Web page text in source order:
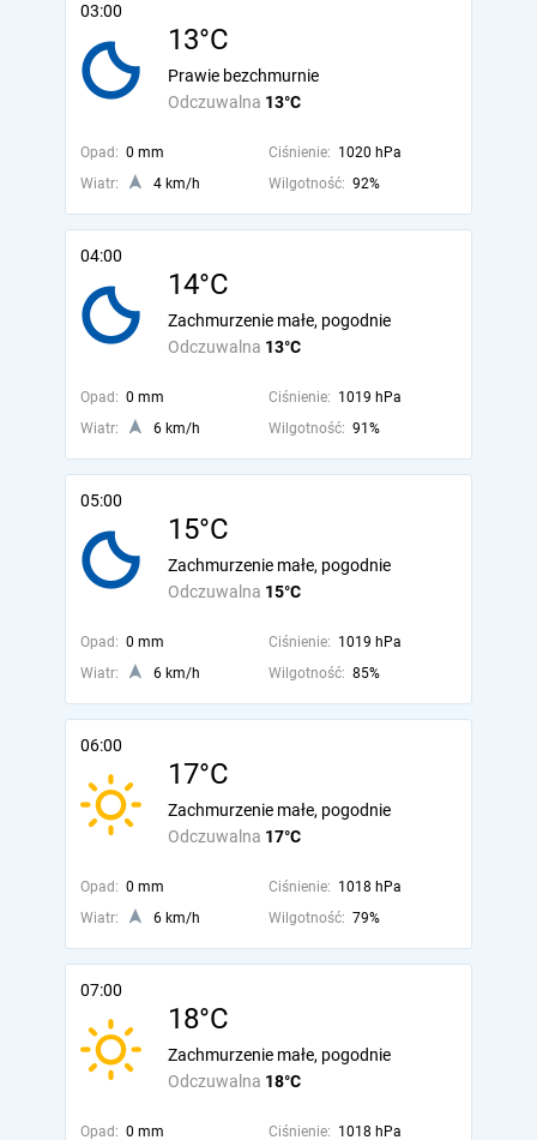
03:00
13°C
Odczuwalna 13°C
Prawie bezchmurnie
Opad: 0 mm Ciśnienie: 1020 hPa
Wiatr:
4 km/h Wilgotność: 92%
04:00
14°C
Odczuwalna 13°C
Zachmurzenie małe, pogodnie
Opad: 0 mm Ciśnienie: 1019 hPa
Wiatr:
6 km/h Wilgotność: 91%
05:00
15°C
Odczuwalna 15°C
Zachmurzenie małe, pogodnie
Opad: 0 mm Ciśnienie: 1019 hPa
Wiatr:
6 km/h Wilgotność: 85%
06:00
17°C
Odczuwalna 17°C
Zachmurzenie małe, pogodnie
Opad: 0 mm Ciśnienie: 1018 hPa
Wiatr:
6 km/h Wilgotność: 79%
07:00
18°C
Odczuwalna 18°C
Zachmurzenie małe, pogodnie
Opad: 0 mm Ciśnienie: 1018 hPa